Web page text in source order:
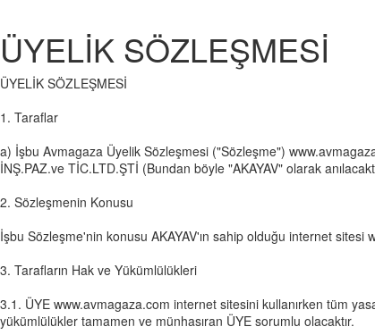
ÜYELİK SÖZLEŞMESİ
ÜYELİK SÖZLEŞMESİ
1. Taraflar
a) İşbu Avmagaza Üyelik Sözleşmesi ("Sözleşme")
İNŞ.PAZ.ve TİC.LTD.ŞTİ (Bundan böyle "AKAYAV" olarak
2. Sözleşmenin Konusu
İşbu Sözleşme'nin konusu AKAYAV'ın sahip olduğu internet
3. Tarafların Hak ve Yükümlülükleri
3.1. ÜYE www.avmagaza.com internet sitesini kullanırken tüm
yükümlülükler tamamen ve münhasıran ÜYE sorumlu olacaktır.